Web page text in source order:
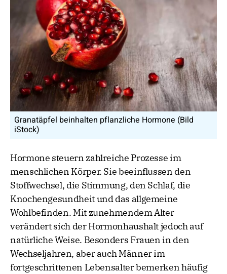
Granatäpfel beinhalten pflanzliche Hormone (Bild
iStock)
Hormone steuern zahlreiche Prozesse im
menschlichen Körper. Sie beeinflussen den
Stoffwechsel, die Stimmung, den Schlaf, die
Knochengesundheit und das allgemeine
Wohlbefinden. Mit zunehmendem Alter
verändert sich der Hormonhaushalt jedoch auf
natürliche Weise. Besonders Frauen in den
Wechseljahren, aber auch Männer im
fortgeschrittenen Lebensalter bemerken häufig